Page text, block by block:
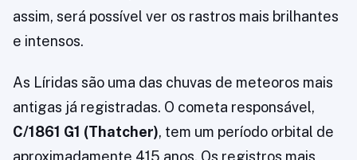
assim, será possível ver os rastros mais brilhantes
e intensos.
As Líridas são uma das chuvas de meteoros mais
antigas já registradas. O cometa responsável,
C/1861 G1 (Thatcher), tem um período orbital de
aproximadamente 415 anos. Os registros mais